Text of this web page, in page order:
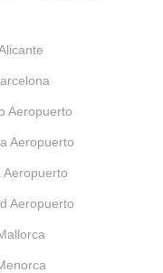
Aeropuerto
Aeropuerto
Aeropuerto